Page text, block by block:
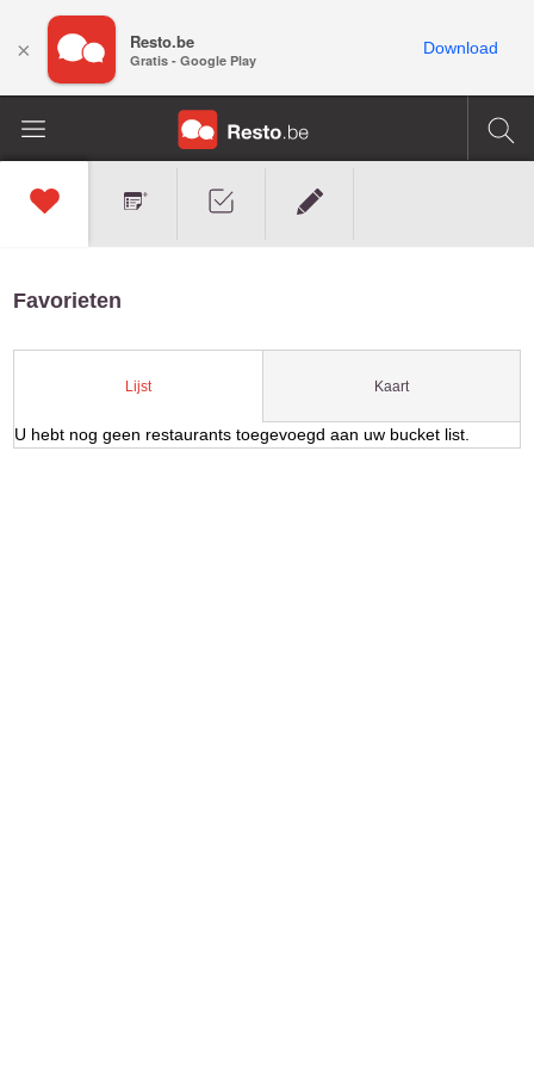
Favorieten
Lijst Kaart
U hebt nog geen restaurants toegevoegd aan uw bucket list.
× Resto.be
Gratis - Google Play
Download